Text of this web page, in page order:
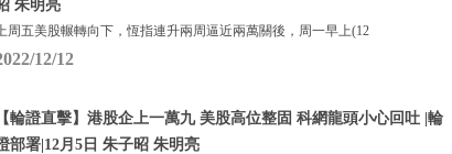
朱明亮
上周五美股輾轉向下，恆指連升兩周逼近兩萬關後，周一早上(12
12/12
【輪證直擊】港股企上一萬九 美股高位整固 科網龍頭小心回吐 |輪
部署|12月5日 朱子昭 朱明亮